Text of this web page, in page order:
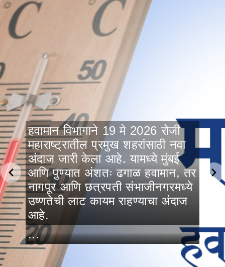
हवामान विभागाने 19 मे 2026 रोजी
महाराष्ट्रातील प्रमुख शहरांसाठी नवा
अंदाज जारी केला आहे. यामध्ये मुंबई
आणि पुण्यात अंशतः ढगाळ हवामान, तर
नागपूर आणि छत्रपती संभाजीनगरमध्ये
उष्णतेची लाट कायम राहण्याचा अंदाज
आहे.
...